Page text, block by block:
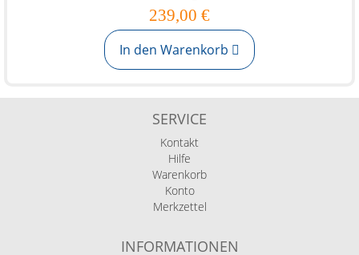
239,00 €
In den Warenkorb
SERVICE
Kontakt
Hilfe
Warenkorb
Konto
Merkzettel
INFORMATIONEN